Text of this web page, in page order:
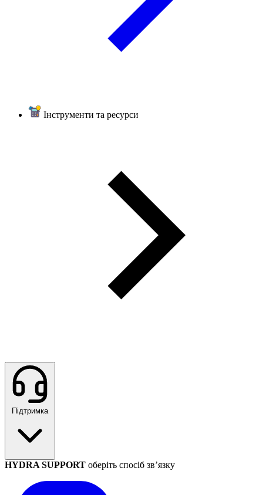
Інструменти та ресурси
Підтримка
HYDRA SUPPORT оберіть спосіб зв’язку